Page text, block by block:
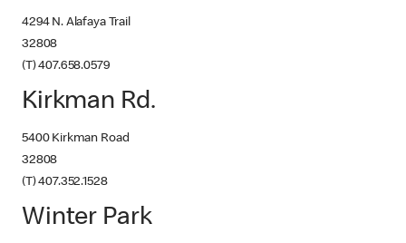
4294 N. Alafaya Trail
32808
(T) 407.658.0579
Kirkman Rd.
5400 Kirkman Road
32808
(T) 407.352.1528
Winter Park